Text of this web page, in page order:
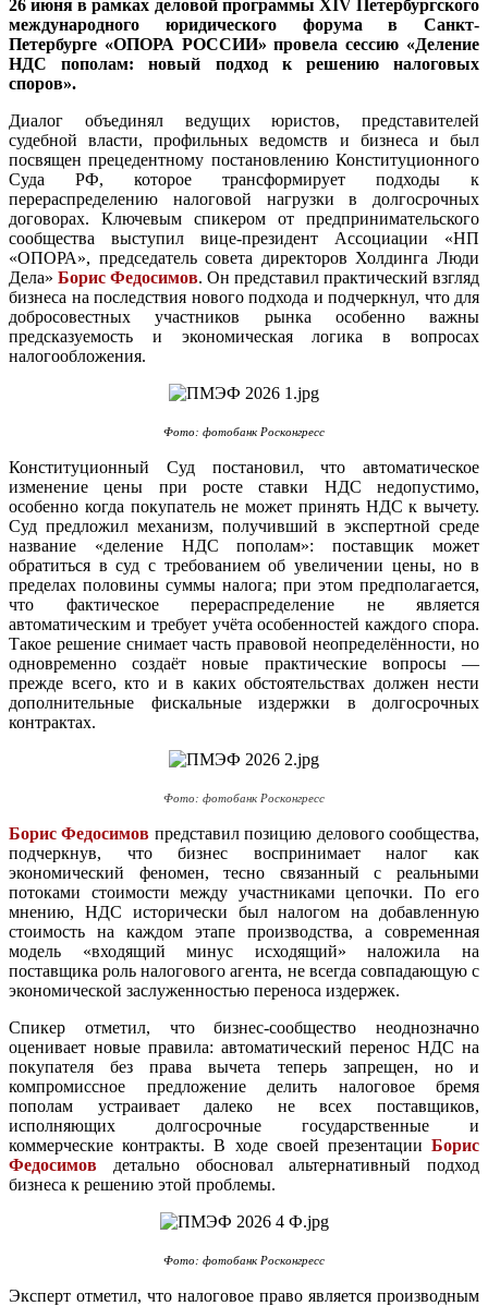
26 июня в рамках деловой программы XIV Петербургского
международного юридического форума в Санкт-
Петербурге «ОПОРА РОССИИ» провела сессию «Деление
НДС пополам: новый подход к решению налоговых
споров».
Диалог объединял ведущих юристов, представителей
судебной власти, профильных ведомств и бизнеса и был
посвящен прецедентному постановлению Конституционного
Суда РФ, которое трансформирует подходы к
перераспределению налоговой нагрузки в долгосрочных
договорах. Ключевым спикером от предпринимательского
сообщества выступил вице-президент Ассоциации «НП
«ОПОРА», председатель совета директоров Холдинга Люди
Дела» Борис Федосимов. Он представил практический взгляд
бизнеса на последствия нового подхода и подчеркнул, что для
добросовестных участников рынка особенно важны
предсказуемость и экономическая логика в вопросах
налогообложения.
Фото: фотобанк Росконгресс
Конституционный Суд постановил, что автоматическое
изменение цены при росте ставки НДС недопустимо,
особенно когда покупатель не может принять НДС к вычету.
Суд предложил механизм, получивший в экспертной среде
название «деление НДС пополам»: поставщик может
обратиться в суд с требованием об увеличении цены, но в
пределах половины суммы налога; при этом предполагается,
что фактическое перераспределение не является
автоматическим и требует учёта особенностей каждого спора.
Такое решение снимает часть правовой неопределённости, но
одновременно создаёт новые практические вопросы —
прежде всего, кто и в каких обстоятельствах должен нести
дополнительные фискальные издержки в долгосрочных
контрактах.
Фото: фотобанк Росконгресс
Борис Федосимов представил позицию делового сообщества,
подчеркнув, что бизнес воспринимает налог как
экономический феномен, тесно связанный с реальными
потоками стоимости между участниками цепочки. По его
мнению, НДС исторически был налогом на добавленную
стоимость на каждом этапе производства, а современная
модель «входящий минус исходящий» наложила на
поставщика роль налогового агента, не всегда совпадающую с
экономической заслуженностью переноса издержек.
Спикер отметил, что бизнес-сообщество неоднозначно
оценивает новые правила: автоматический перенос НДС на
покупателя без права вычета теперь запрещен, но и
компромиссное предложение делить налоговое бремя
пополам устраивает далеко не всех поставщиков,
исполняющих долгосрочные государственные и
коммерческие контракты. В ходе своей презентации Борис
Федосимов детально обосновал альтернативный подход
бизнеса к решению этой проблемы.
Фото: фотобанк Росконгресс
Эксперт отметил, что налоговое право является производным